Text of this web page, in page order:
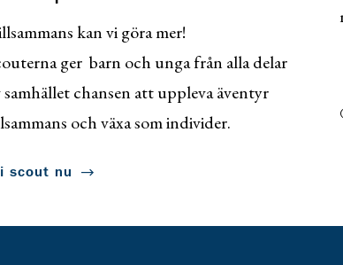
kan vi göra mer!
ger barn och unga från alla delar
samhället chansen att uppleva äventyr
och växa som individer.
scout nu